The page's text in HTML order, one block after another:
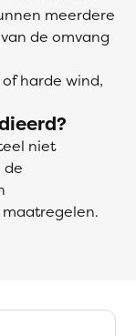
meerdere
de omvang
harde wind,
niet
de